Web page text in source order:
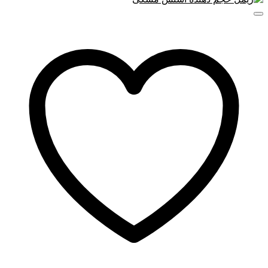
ریمل میبلین مدل سنشوال
محصول از چسبندگی مژه‌ها جلوگیری می کند ومژه هایی طبیعی
به وجود می آورد. محصول دارای یک برس سیلیکونی است. مدل
برس ریمل به شکل هلال است تا نحوه استفاده راحت باشد. همچنین
باعث می شود مژه های کوتاه تر هم به خوبی بلند و حجم داده شوند.
در نهایت، با استفاده از ریمل میبلین مدل سنشوال می‌توانید به
چشمانی جذاب و جلب‌کننده دست یابید.
نحوه استفاده از ریمل میبلین سنشوال
استفاده از ریمل میبلین سنشوال یک فرآیند ساده است. در زیر
توضیح داده‌ام که چگونه می‌توانید به بهترین شکل از این محصول